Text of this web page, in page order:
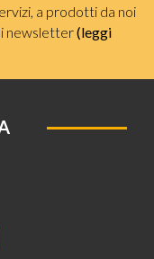
a prodotti da noi
newsletter(leggi